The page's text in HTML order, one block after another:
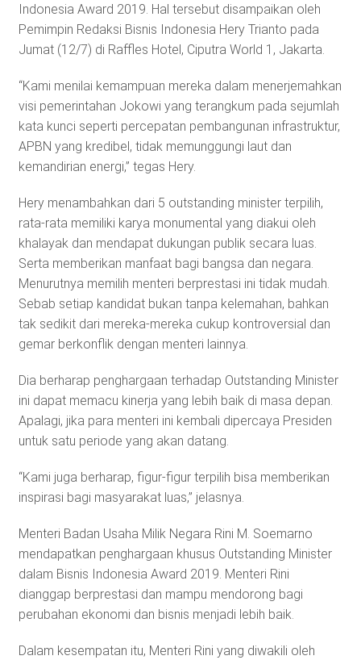
Indonesia Award 2019. Hal tersebut disampaikan oleh
Pemimpin Redaksi Bisnis Indonesia Hery Trianto pada
Jumat (12/7) di Raffles Hotel, Ciputra World 1, Jakarta.
“Kami menilai kemampuan mereka dalam menerjemahkan
visi pemerintahan Jokowi yang terangkum pada sejumlah
kata kunci seperti percepatan pembangunan infrastruktur,
APBN yang kredibel, tidak memunggungi laut dan
kemandirian energi,” tegas Hery.
Hery menambahkan dari 5 outstanding minister terpilih,
rata-rata memiliki karya monumental yang diakui oleh
khalayak dan mendapat dukungan publik secara luas.
Serta memberikan manfaat bagi bangsa dan negara.
Menurutnya memilih menteri berprestasi ini tidak mudah.
Sebab setiap kandidat bukan tanpa kelemahan, bahkan
tak sedikit dari mereka-mereka cukup kontroversial dan
gemar berkonflik dengan menteri lainnya.
Dia berharap penghargaan terhadap Outstanding Minister
ini dapat memacu kinerja yang lebih baik di masa depan.
Apalagi, jika para menteri ini kembali dipercaya Presiden
untuk satu periode yang akan datang.
“Kami juga berharap, figur-figur terpilih bisa memberikan
inspirasi bagi masyarakat luas,” jelasnya.
Menteri Badan Usaha Milik Negara Rini M. Soemarno
mendapatkan penghargaan khusus Outstanding Minister
dalam Bisnis Indonesia Award 2019. Menteri Rini
dianggap berprestasi dan mampu mendorong bagi
perubahan ekonomi dan bisnis menjadi lebih baik.
Dalam kesempatan itu, Menteri Rini yang diwakili oleh